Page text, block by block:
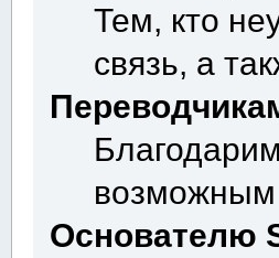
Тем, кто
связь, а
возможным
Основателю